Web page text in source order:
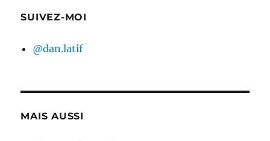
SUIVEZ-MOI
@dan.latif
MAIS AUSSI